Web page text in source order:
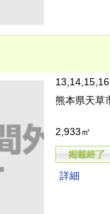
熊本県天草
2,933㎡
詳細